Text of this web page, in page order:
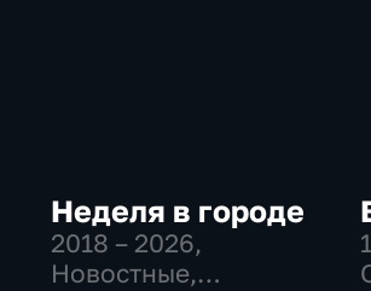
Неделя в городе
2018 – 2026,
Новостные,